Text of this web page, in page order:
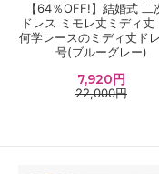
【64％OFF!】結婚式 二
ドレス ミモレ丈ミディ丈
何学レースのミディ丈ド
号(ブルーグレー)
7,920円
22,000円